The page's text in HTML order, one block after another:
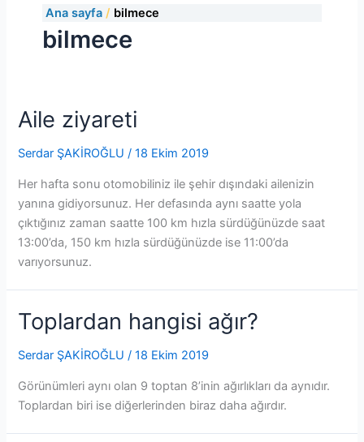
Ana sayfa bilmece
bilmece
Aile ziyareti
Serdar ŞAKİROĞLU/18 Ekim 2019
Her hafta sonu otomobiliniz ile şehir dışındaki ailenizin
yanına gidiyorsunuz. Her defasında aynı saatte yola
çıktığınız zaman saatte 100 km hızla sürdüğünüzde saat
13:00’da, 150 km hızla sürdüğünüzde ise 11:00’da
varıyorsunuz.
Toplardan hangisi ağır?
Serdar ŞAKİROĞLU/18 Ekim 2019
Görünümleri aynı olan 9 toptan 8’inin ağırlıkları da aynıdır.
Toplardan biri ise diğerlerinden biraz daha ağırdır.